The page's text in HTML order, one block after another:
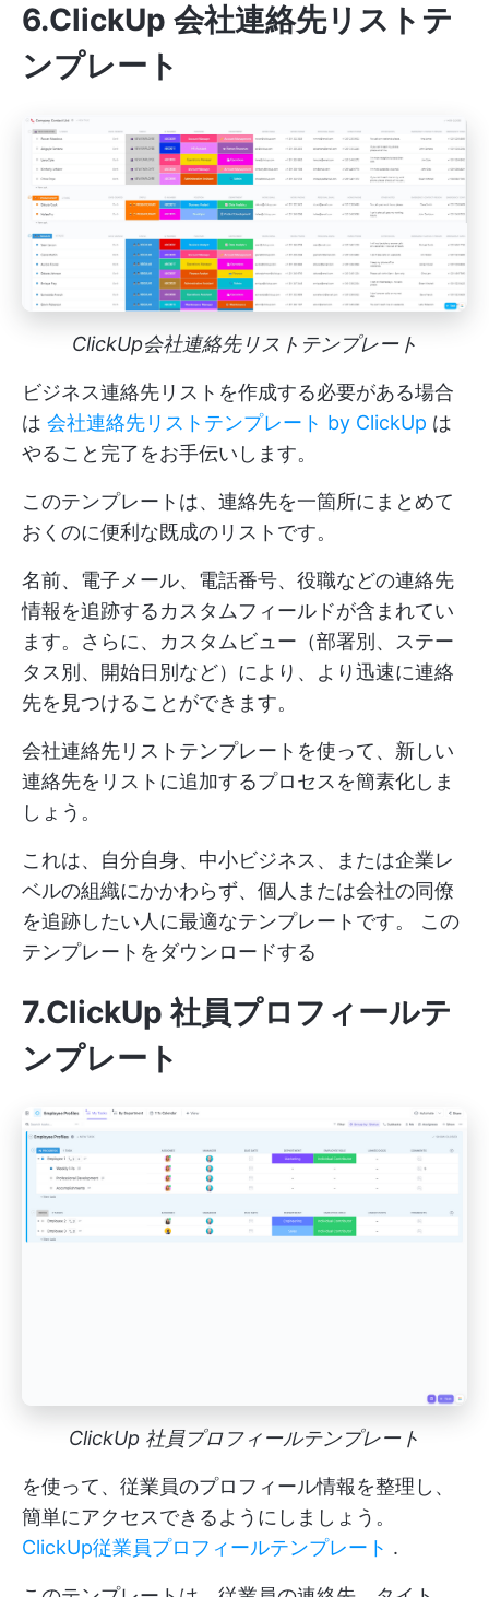
6.ClickUp 会社連絡先リストテ
ンプレート
ClickUp会社連絡先リストテンプレート
ビジネス連絡先リストを作成する必要がある場合
は 会社連絡先リストテンプレート by ClickUp は
やること完了をお手伝いします。
このテンプレートは、連絡先を一箇所にまとめて
おくのに便利な既成のリストです。
名前、電子メール、電話番号、役職などの連絡先
情報を追跡するカスタムフィールドが含まれてい
ます。さらに、カスタムビュー（部署別、ステー
タス別、開始日別など）により、より迅速に連絡
先を見つけることができます。
会社連絡先リストテンプレートを使って、新しい
連絡先をリストに追加するプロセスを簡素化しま
しょう。
これは、自分自身、中小ビジネス、または企業レ
ベルの組織にかかわらず、個人または会社の同僚
を追跡したい人に最適なテンプレートです。 この
テンプレートをダウンロードする
7.ClickUp 社員プロフィールテ
ンプレート
ClickUp 社員プロフィールテンプレート
を使って、従業員のプロフィール情報を整理し、
簡単にアクセスできるようにしましょう。
ClickUp従業員プロフィールテンプレート .